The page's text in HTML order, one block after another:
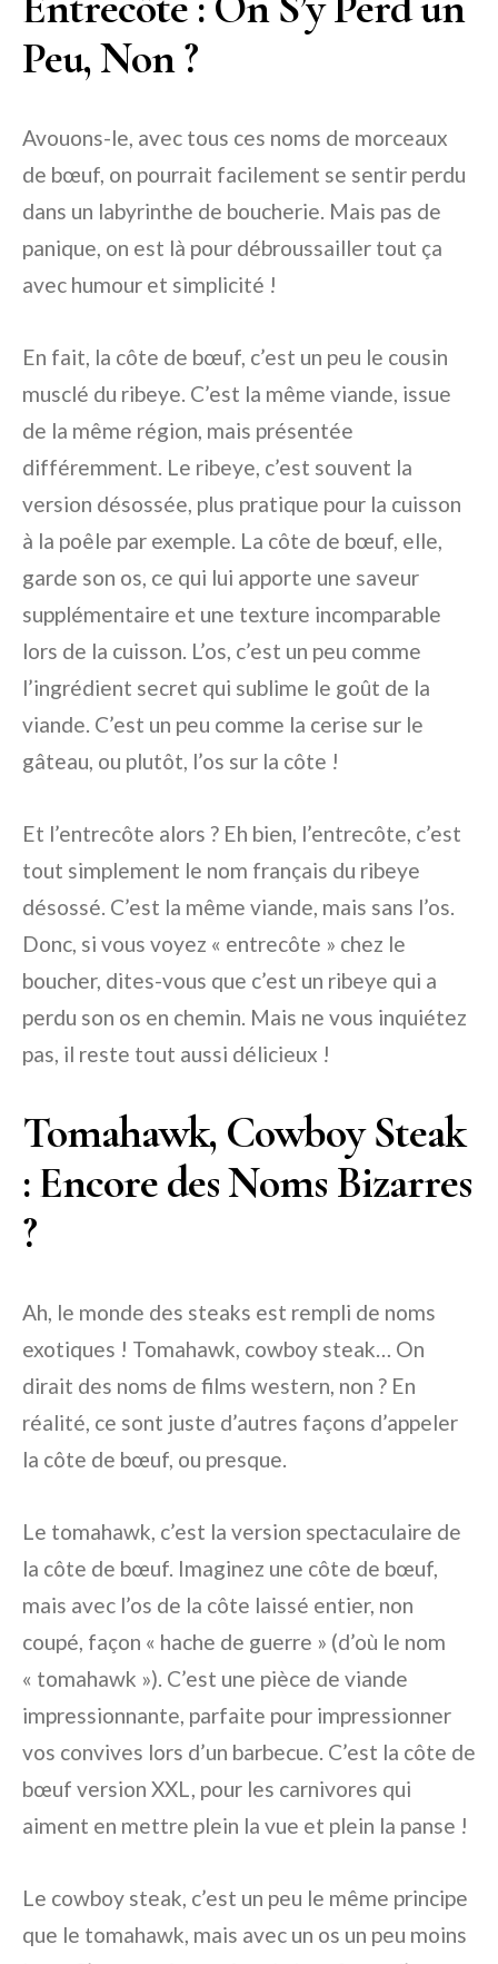
Peu, Non ?
Avouons-le, avec tous ces noms de morceaux
de bœuf, on pourrait facilement se sentir perdu
dans un labyrinthe de boucherie. Mais pas de
panique, on est là pour débroussailler tout ça
avec humour et simplicité !
En fait, la côte de bœuf, c’est un peu le cousin
musclé du ribeye. C’est la même viande, issue
de la même région, mais présentée
différemment. Le ribeye, c’est souvent la
version désossée, plus pratique pour la cuisson
à la poêle par exemple. La côte de bœuf, elle,
garde son os, ce qui lui apporte une saveur
supplémentaire et une texture incomparable
lors de la cuisson. L’os, c’est un peu comme
l’ingrédient secret qui sublime le goût de la
viande. C’est un peu comme la cerise sur le
gâteau, ou plutôt, l’os sur la côte !
Et l’entrecôte alors ? Eh bien, l’entrecôte, c’est
tout simplement le nom français du ribeye
désossé. C’est la même viande, mais sans l’os.
Donc, si vous voyez « entrecôte » chez le
boucher, dites-vous que c’est un ribeye qui a
perdu son os en chemin. Mais ne vous inquiétez
pas, il reste tout aussi délicieux !
Tomahawk, Cowboy Steak
: Encore des Noms Bizarres
?
Ah, le monde des steaks est rempli de noms
exotiques ! Tomahawk, cowboy steak… On
dirait des noms de films western, non ? En
réalité, ce sont juste d’autres façons d’appeler
la côte de bœuf, ou presque.
Le tomahawk, c’est la version spectaculaire de
la côte de bœuf. Imaginez une côte de bœuf,
mais avec l’os de la côte laissé entier, non
coupé, façon « hache de guerre » (d’où le nom
« tomahawk »). C’est une pièce de viande
impressionnante, parfaite pour impressionner
vos convives lors d’un barbecue. C’est la côte de
bœuf version XXL, pour les carnivores qui
aiment en mettre plein la vue et plein la panse !
Le cowboy steak, c’est un peu le même principe
que le tomahawk, mais avec un os un peu moins